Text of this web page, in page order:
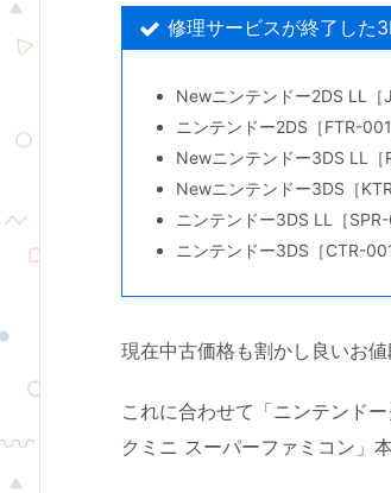
修理サービスが終了した
Newニンテンドー2DS LL［
ニンテンドー2DS［FTR-001
Newニンテンドー3DS LL［
Newニンテンドー3DS［
ニンテンドー3DS LL［SPR-
ニンテンドー3DS［CTR-001
現在中古価格も割かし良いお
これに合わせて「ニンテンド
クミニ スーパーファミコン」